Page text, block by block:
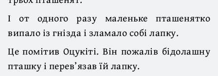
І от одного разу маленьке пташенятко
випало із гнізда і зламало собі лапку.
Це помітив Оцукіті. Він пожалів бідолашну
пташку і перев’язав їй лапку.